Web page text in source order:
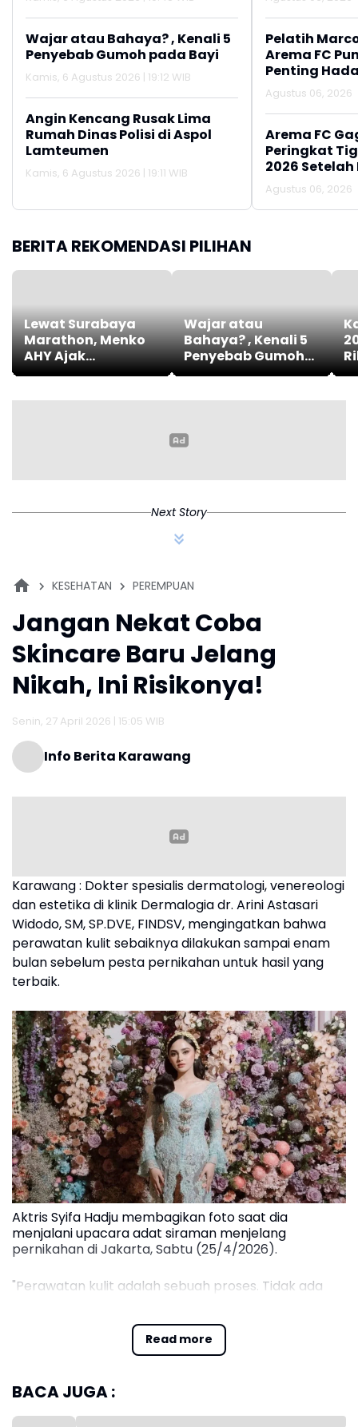
Wajar atau Bahaya? , Kenali 5
Penyebab Gumoh pada Bayi
Kamis, 6 Agustus 2026 | 19:12 WIB
Angin Kencang Rusak Lima
Rumah Dinas Polisi di Aspol
Lamteumen
Kamis, 6 Agustus 2026 | 19:11 WIB
Pelatih
Arema FC
Penting
Agustus 06, 2026
Arema FC
Peringkat
2026
Persija
Agustus 06, 2026
BERITA REKOMENDASI PILIHAN
Lewat Surabaya
Marathon, Menko
AHY Ajak
Masyarakat
Sehat dan
Wajar atau
Bahaya? , Kenali 5
Penyebab Gumoh
pada Bayi
Next Story
KESEHATAN PEREMPUAN
Jangan Nekat Coba
Skincare Baru Jelang
Nikah, Ini Risikonya!
Senin, 27 April 2026 | 15:05 WIB
Info Berita Karawang
Read more
Karawang : Dokter spesialis dermatologi, venereologi
dan estetika di klinik Dermalogia dr. Arini Astasari
Widodo, SM, SP.DVE, FINDSV, mengingatkan bahwa
perawatan kulit sebaiknya dilakukan sampai enam
bulan sebelum pesta pernikahan untuk hasil yang
terbaik.
Aktris Syifa Hadju membagikan foto saat dia
menjalani upacara adat siraman menjelang
pernikahan di Jakarta, Sabtu (25/4/2026).
"Perawatan kulit adalah sebuah proses. Tidak ada
dalam menjalani perawatan menjadi kunci utama
untuk mendapatkan hasil yang nyata, sehat, dan
siaran pers yang diterima di Jakarta, Minggu.
BACA JUGA :